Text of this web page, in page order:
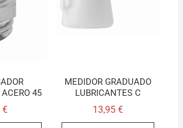
45
€
MEDIDOR GRADUADO
LUBRICANTES C
13,95€